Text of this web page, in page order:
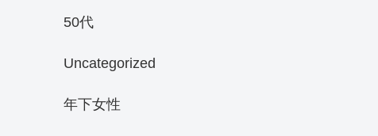
50代
Uncategorized
年下女性